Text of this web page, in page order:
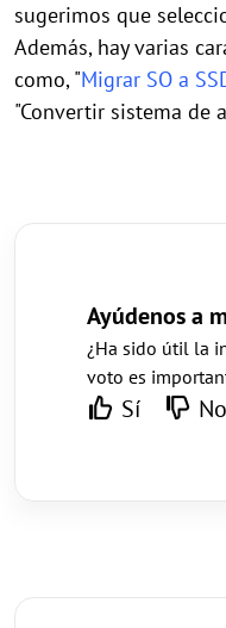
sugerimos que
Además, hay varias
como, "Migrar SO a
"Convertir sistema de
Ayúdenos a
¿Ha sido útil la
voto es
Sí No